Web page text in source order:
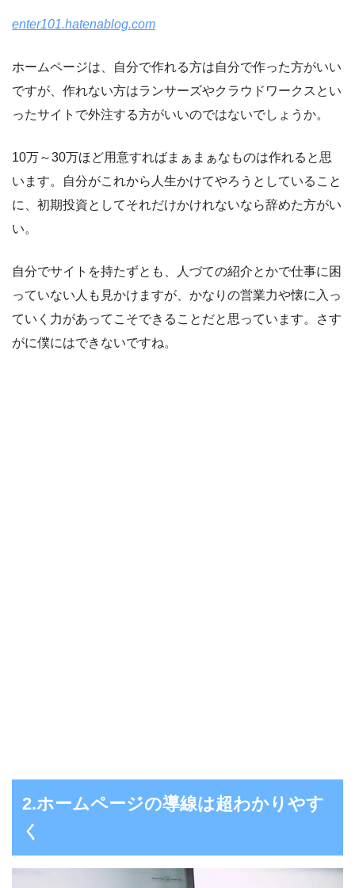
enter101.hatenablog.com
ホームページは、自分で作れる方は自分で作った方がいい
ですが、作れない方はランサーズやクラウドワークスとい
ったサイトで外注する方がいいのではないでしょうか。
10万～30万ほど用意すればまぁまぁなものは作れると思
います。自分がこれから人生かけてやろうとしていること
に、初期投資としてそれだけかけれないなら辞めた方がい
い。
自分でサイトを持たずとも、人づての紹介とかで仕事に困
っていない人も見かけますが、かなりの営業力や懐に入っ
ていく力があってこそできることだと思っています。さす
がに僕にはできないですね。
2.ホームページの導線は超わかりやす
く